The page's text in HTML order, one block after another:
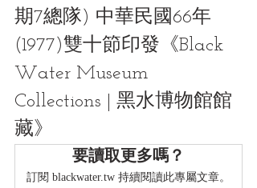
期7總隊) 中華民國66年
(1977)雙十節印發《Black
Water Museum
Collections | 黑水博物館館
藏》
要讀取更多嗎？
訂閱 blackwater.tw 持續閱讀此專屬文章。